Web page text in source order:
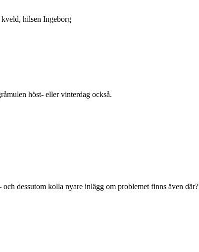
hilsen Ingeborg
höst- eller vinterdag också.
dessutom kolla nyare inlägg om problemet finns även där?